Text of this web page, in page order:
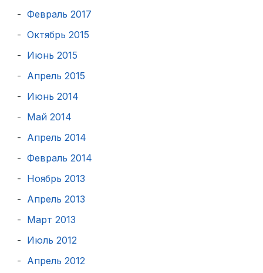
Февраль 2017
Октябрь 2015
Июнь 2015
Апрель 2015
Июнь 2014
Май 2014
Апрель 2014
Февраль 2014
Ноябрь 2013
Апрель 2013
Март 2013
Июль 2012
Апрель 2012